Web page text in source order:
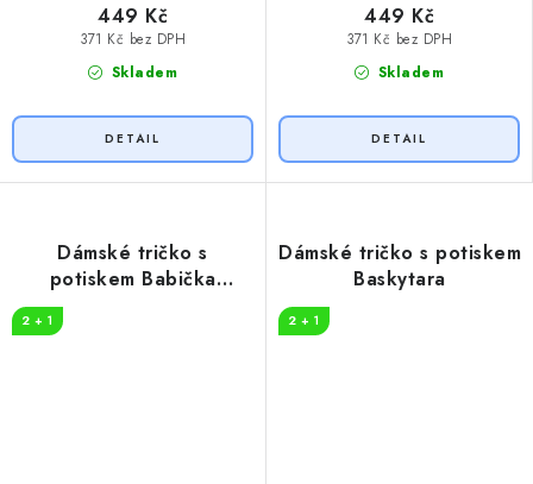
Skladem
371 Kč bez DPH
449 Kč
Skladem
371 Kč bez DPH
449 Kč
Dámské tričko s
potiskem Babička
2 + 1
Dámské tričko s potiskem
Baskytara
2 + 1